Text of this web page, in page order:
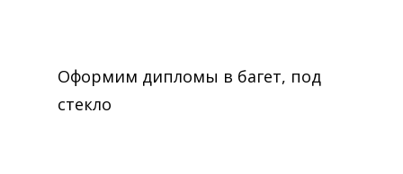
Оформим дипломы в багет, под
стекло